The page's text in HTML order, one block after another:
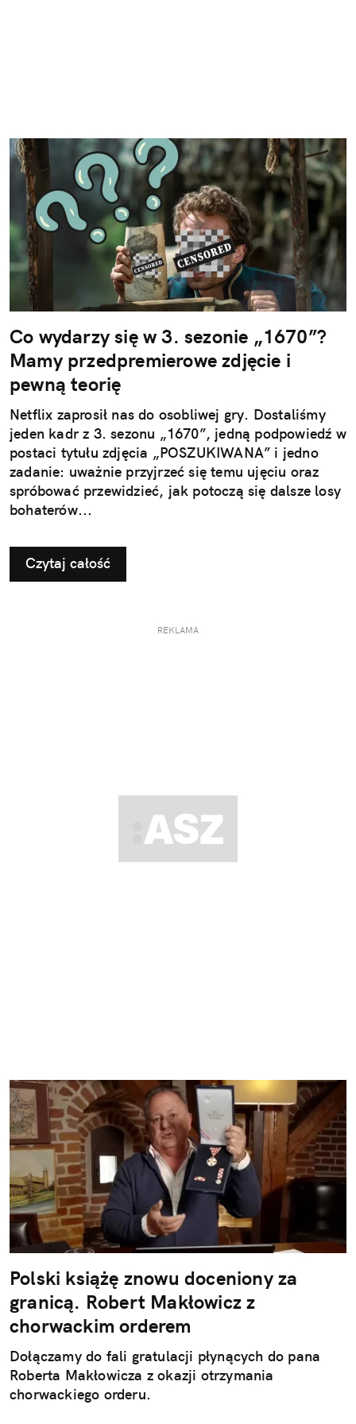
Co wydarzy się w 3. sezonie „1670”?
Mamy przedpremierowe zdjęcie i
pewną teorię
Netflix zaprosił nas do osobliwej gry. Dostaliśmy
jeden kadr z 3. sezonu „1670”, jedną podpowiedź w
postaci tytułu zdjęcia „POSZUKIWANA” i jedno
zadanie: uważnie przyjrzeć się temu ujęciu oraz
spróbować przewidzieć, jak potoczą się dalsze losy
bohaterów...
Czytaj całość
REKLAMA
Polski książę znowu doceniony za
granicą. Robert Makłowicz z
chorwackim orderem
Dołączamy do fali gratulacji płynących do pana
Roberta Makłowicza z okazji otrzymania
chorwackiego orderu.